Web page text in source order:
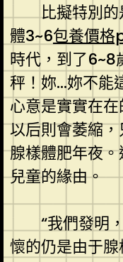
比擬特別
體3~6包養價
時代，到了6~8
秤！妳…妳不能
心意是實實在
以后則會萎縮
腺樣體肥年夜
兒童的緣由。
“我們發明
懷的仍是由于